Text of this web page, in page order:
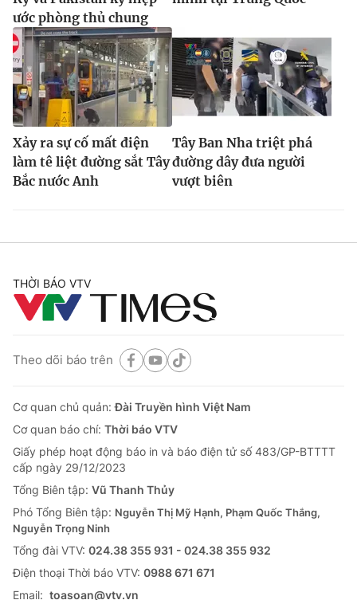
ước phòng thủ chung
Xảy ra sự cố mất điện
làm tê liệt đường sắt Tây
Bắc nước Anh
Tây Ban Nha triệt phá
đường dây đưa người
vượt biên
THỜI BÁO VTV
Theo dõi báo trên
Cơ quan chủ quản:Đài Truyền hình Việt Nam
Cơ quan báo chí: Thời báo VTV
Giấy phép hoạt động báo in và báo điện tử số 483/GP-BTTTT
cấp ngày 29/12/2023
Tổng Biên tập: Vũ Thanh Thủy
Phó Tổng Biên tập: Nguyễn Thị Mỹ Hạnh, Phạm Quốc Thắng,
Nguyễn Trọng Ninh
Tổng đài VTV: 024.38 355 931 - 024.38 355 932
Ðiện thoại Thời báo VTV: 0988 671 671
Email: toasoan@vtv.vn